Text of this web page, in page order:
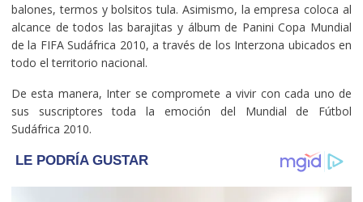
balones, termos y bolsitos tula. Asimismo, la empresa coloca al
alcance de todos las barajitas y álbum de Panini Copa Mundial
de la FIFA Sudáfrica 2010, a través de los Interzona ubicados en
todo el territorio nacional.
De esta manera, Inter se compromete a vivir con cada uno de
sus suscriptores toda la emoción del Mundial de Fútbol
Sudáfrica 2010.